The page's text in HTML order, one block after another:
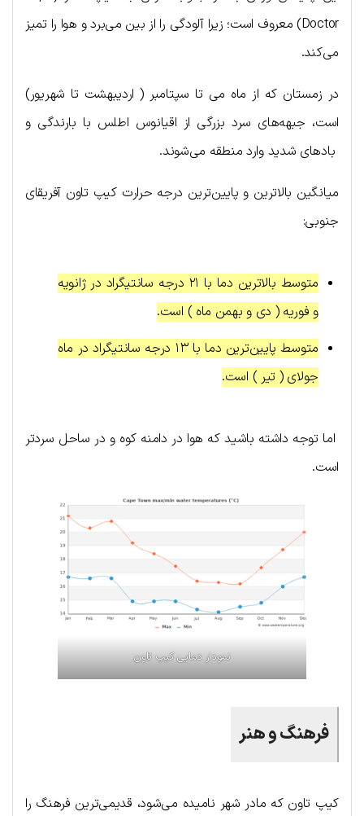
Doctor) معروف است؛ زیرا آلودگی را از بین می‌برد و هوا را تمیز
می‌کند.
در زمستان که از ماه می تا سپتامبر ( اردیبهشت تا شهریور)
است، جبهه‌های سرد بزرگی از اقیانوس اطلس با بارندگی و
بادهای شدید وارد منطقه می‌شوند.
میانگین بالاترین و پایین‌ترین درجه حرارت کیپ تاون آفریقای
جنوبی:
متوسط بالاترین دما با ۲۱ درجه سانتیگراد در ژانویه
و فوریه ( دی و بهمن ماه ) است.
متوسط پایین‌ترین دما با ۱۳ درجه سانتیگراد در ماه
جولای ( تیر ) است.
اما توجه داشته باشید که هوا در دامنه کوه و در ساحل سردتر
است.
نمودار دمایی کیپ تاون
فرهنگ و هنر
کیپ تاون که مادر شهر نامیده می‌شود، قدیمی‌ترین فرهنگ را